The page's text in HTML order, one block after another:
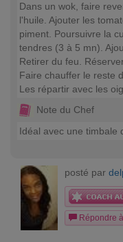
Dans un wok, faire
l'huile. Ajouter les
piment. Poursuivre la
tendres (3 à 5 mn).
Retirer du feu.
Faire chauffer le reste
Les répartir avec les
Note du Chef
Idéal avec une timbale
posté par
Répondre